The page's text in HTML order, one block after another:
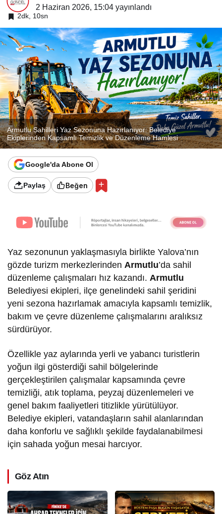
2 Haziran 2026, 15:04 yayınlandı
2dk, 10sn
Armutlu Sahilleri Yaz Sezonuna Hazırlanıyor: Belediye
Ekiplerinden Kapsamlı Temizlik ve Düzenleme Hamlesi
Google'da Abone Ol
Paylaş Beğen
Yaz sezonunun yaklaşmasıyla birlikte Yalova’nın
gözde turizm merkezlerinden Armutlu’da sahil
düzenleme çalışmaları hız kazandı. Armutlu
Belediyesi ekipleri, ilçe genelindeki sahil şeridini
yeni sezona hazırlamak amacıyla kapsamlı temizlik,
bakım ve çevre düzenleme çalışmalarını aralıksız
sürdürüyor.
Özellikle yaz aylarında yerli ve yabancı turistlerin
yoğun ilgi gösterdiği sahil bölgelerinde
gerçekleştirilen çalışmalar kapsamında çevre
temizliği, atık toplama, peyzaj düzenlemeleri ve
genel bakım faaliyetleri titizlikle yürütülüyor.
Belediye ekipleri, vatandaşların sahil alanlarından
daha konforlu ve sağlıklı şekilde faydalanabilmesi
için sahada yoğun mesai harcıyor.
Göz Atın